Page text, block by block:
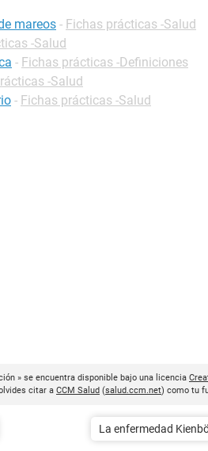
mareos - Fichas prácticas -Salud
-Salud
- Fichas prácticas -Definiciones
-Salud
- Fichas prácticas -Salud
» se encuentra disponible bajo una licencia
citar a CCM Salud (salud.ccm.net) como tu
La enfermedad